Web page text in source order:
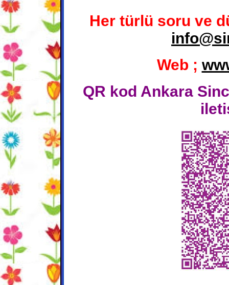
Her türlü soru ve
Web ;
QR kod Ankara